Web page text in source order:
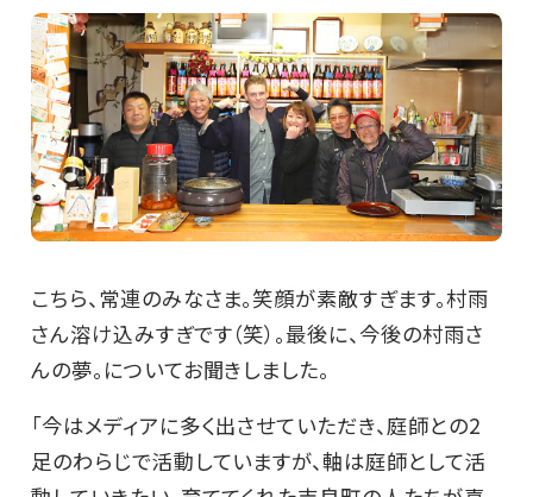
こちら、常連のみなさま。笑顔が素敵すぎます。村雨
さん溶け込みすぎです（笑）。最後に、今後の村雨さ
んの夢。についてお聞きしました。
「今はメディアに多く出させていただき、庭師との2
足のわらじで活動していますが、軸は庭師として活